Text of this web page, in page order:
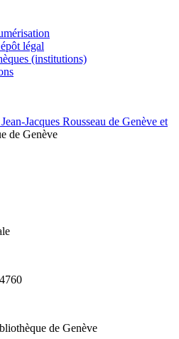
légal
(institutions)
de Genève